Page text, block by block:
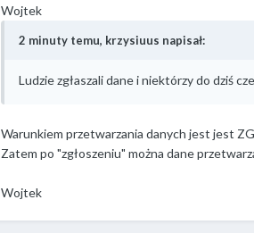
Wojtek
2 minuty temu, krzysiuus napisał:
Ludzie zgłaszali dane i niektórzy do dziś
Warunkiem przetwarzania danych jest jest
Zatem po "zgłoszeniu" można dane
Wojtek